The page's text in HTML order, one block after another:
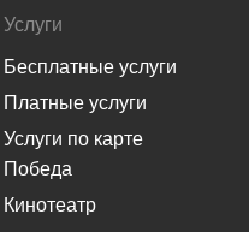
Услуги
Бесплатные услуги
Платные услуги
Услуги по карте
Победа
Кинотеатр